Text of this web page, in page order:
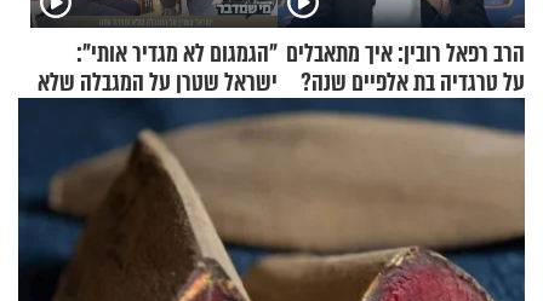
הרב רפאל רובין: איך מתאבלים
על טרגדיה בת אלפיים שנה?
"הגמגום לא מגדיר אותי":
ישראל שטרן על המגבלה שלא
עוצרת אותו